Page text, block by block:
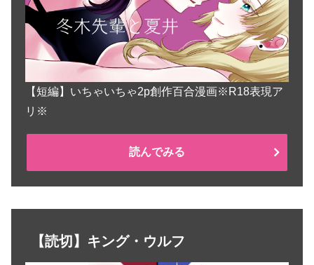
【短編】いちゃいちゃ2p創作百合漫画※R18表現ア
リ※
読んでみる
【読切】キング・ウルフ